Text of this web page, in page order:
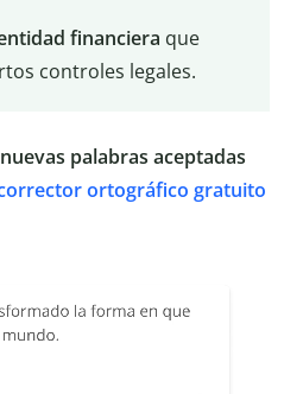
financiera que
controles legales.
nuevas palabras aceptadas
ortográfico gratuito